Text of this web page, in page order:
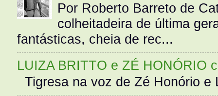
Por Roberto Barreto de
colheitadeira de última
fantásticas, cheia de rec...
LUIZA BRITTO e ZÉ HONÓRIO
Tigresa na voz de Zé Honório